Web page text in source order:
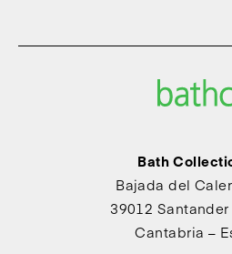
Bath
Bajada del
39012 Santander
Cantabria –